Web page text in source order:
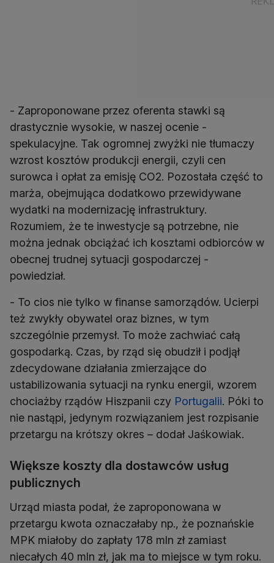
- Zaproponowane przez oferenta stawki są
drastycznie wysokie, w naszej ocenie -
spekulacyjne. Tak ogromnej zwyżki nie tłumaczy
wzrost kosztów produkcji energii, czyli cen
surowca i opłat za emisję CO2. Pozostała część to
marża, obejmująca dodatkowo przewidywane
wydatki na modernizację infrastruktury.
Rozumiem, że te inwestycje są potrzebne, nie
można jednak obciążać ich kosztami odbiorców w
obecnej trudnej sytuacji gospodarczej -
powiedział.
- To cios nie tylko w finanse samorządów. Ucierpi
też zwykły obywatel oraz biznes, w tym
szczególnie przemysł. To może zachwiać całą
gospodarką. Czas, by rząd się obudził i podjął
zdecydowane działania zmierzające do
ustabilizowania sytuacji na rynku energii, wzorem
chociażby rządów Hiszpanii czy Portugalii. Póki to
nie nastąpi, jedynym rozwiązaniem jest rozpisanie
przetargu na krótszy okres – dodał Jaśkowiak.
Większe koszty dla dostawców usług
publicznych
Urząd miasta podał, że zaproponowana w
przetargu kwota oznaczałaby np., że poznańskie
MPK miałoby do zapłaty 178 mln zł zamiast
niecałych 40 mln zł, jak ma to miejsce w tym roku.